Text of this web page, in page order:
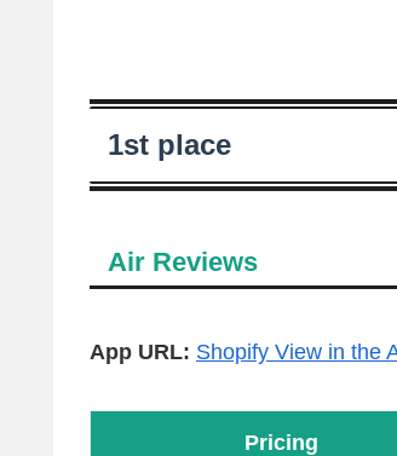
1st place
Air Reviews
App URL: Shopify View in the
Pricing